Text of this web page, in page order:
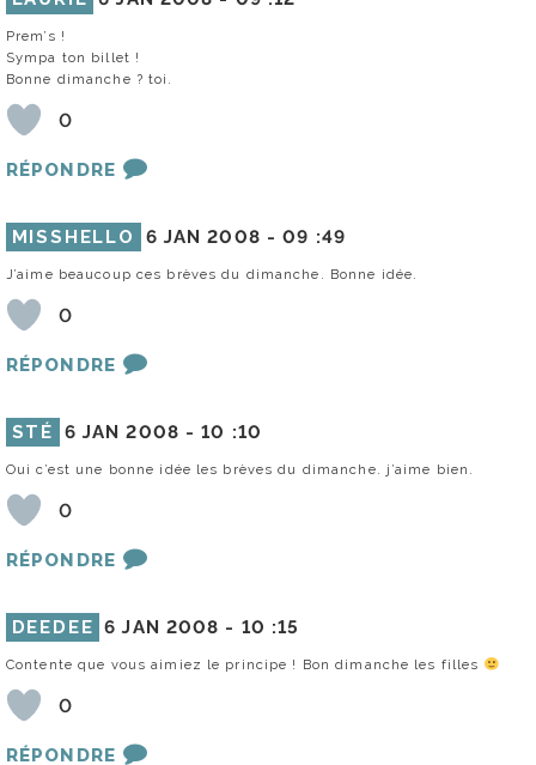
Prem’s !
Sympa ton billet !
Bonne dimanche ? toi.
0
RÉPONDRE
MISSHELLO 6 JAN 2008 -09 :49
J’aime beaucoup ces brèves du dimanche. Bonne idée.
0
RÉPONDRE
STÉ 6 JAN 2008 -10 :10
Oui c’est une bonne idée les brèves du dimanche. j’aime bien.
0
RÉPONDRE
DEEDEE 6 JAN 2008 - 10 :15
Contente que vous aimiez le principe ! Bon dimanche les filles
0
RÉPONDRE